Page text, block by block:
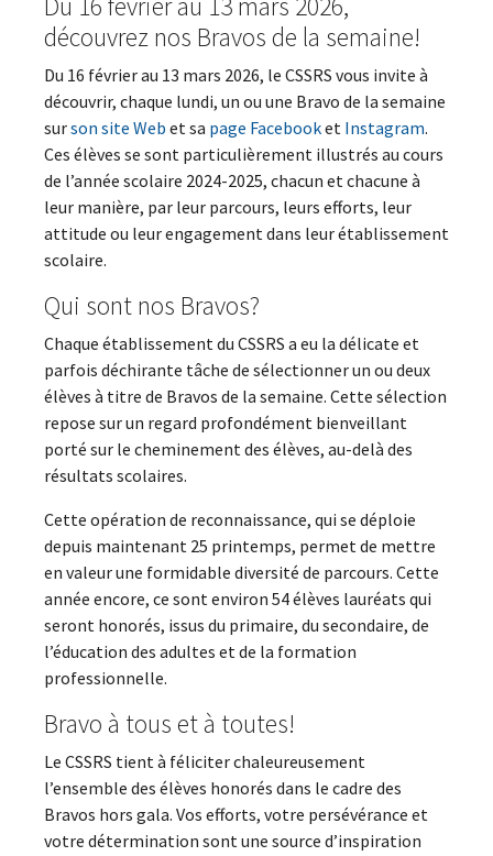
découvrez nos Bravos de la semaine!
Du 16 février au 13 mars 2026, le CSSRS vous invite à
découvrir, chaque lundi, un ou une Bravo de la semaine
surson site Web et sa page Facebooket Instagram.
Ces élèves se sont particulièrement illustrés au cours
de l’année scolaire 2024-2025, chacun et chacune à
leur manière, par leur parcours, leurs efforts, leur
attitude ou leur engagement dans leur établissement
scolaire.
Qui sont nos Bravos?
Chaque établissement du CSSRS a eu la délicate et
parfois déchirante tâche de sélectionner un ou deux
élèves à titre de Bravos de la semaine. Cette sélection
repose sur un regard profondément bienveillant
porté sur le cheminement des élèves, au-delà des
résultats scolaires.
Cette opération de reconnaissance, qui se déploie
depuis maintenant 25 printemps, permet de mettre
en valeur une formidable diversité de parcours. Cette
année encore, ce sont environ 54 élèves lauréats qui
seront honorés, issus du primaire, du secondaire, de
l’éducation des adultes et de la formation
professionnelle.
Bravo à tous et à toutes!
Le CSSRS tient à féliciter chaleureusement
l’ensemble des élèves honorés dans le cadre des
Bravos hors gala. Vos efforts, votre persévérance et
votre détermination sont une source d’inspiration